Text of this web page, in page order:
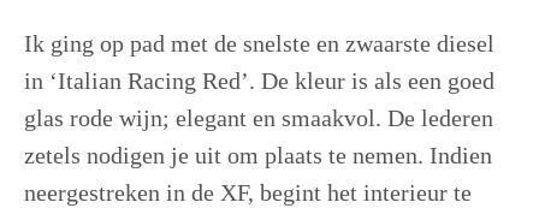
Ik ging op pad met de snelste en zwaarste diesel
in ‘Italian Racing Red’. De kleur is als een goed
glas rode wijn; elegant en smaakvol. De lederen
zetels nodigen je uit om plaats te nemen. Indien
neergestreken in de XF, begint het interieur te